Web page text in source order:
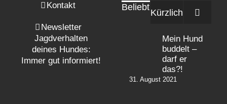
Kontakt
Newsletter
Jagdverhalten
deines Hundes:
Immer gut informiert!
Beliebt
Kürzlich
Mein Hund
buddelt –
darf er
das?!
31. August 2021